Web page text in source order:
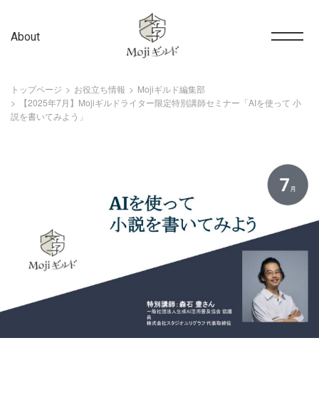
About
トップページ お役立ち情報
Mojiギルド編集部
【2025年7月】Mojiギルドライター限定特別講師セミナー「AIを使って 小
説を書いてみよう」